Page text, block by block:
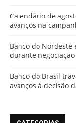
Calendário de
avanços na
Banco do Nordeste
durante negociação
Banco do Brasil
avanços à decisão